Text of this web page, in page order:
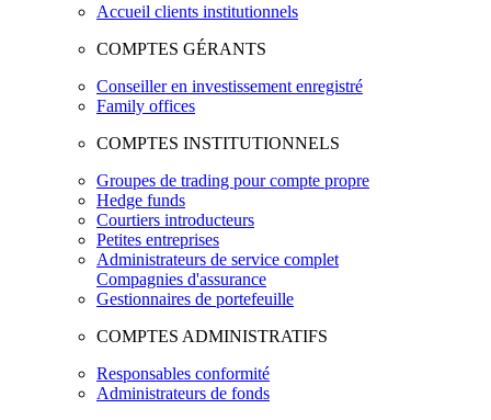
Accueil clients institutionnels
COMPTES GÉRANTS
Conseiller en investissement enregistré
Family offices
COMPTES INSTITUTIONNELS
Groupes de trading pour compte propre
Hedge funds
Courtiers introducteurs
Petites entreprises
Administrateurs de service complet
Compagnies d'assurance
Gestionnaires de portefeuille
COMPTES ADMINISTRATIFS
Responsables conformité
Administrateurs de fonds